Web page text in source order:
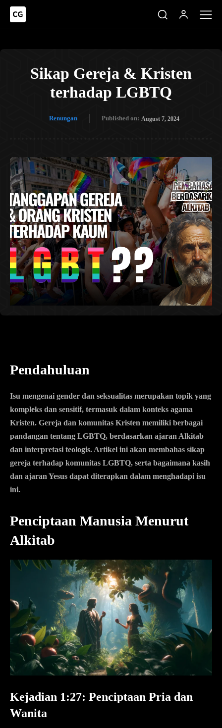
Sikap Gereja & Kristen
terhadap LGBTQ
Renungan Published on: August 7, 2024
Pendahuluan
Isu mengenai gender dan seksualitas merupakan topik yang
kompleks dan sensitif, termasuk dalam konteks agama
Kristen. Gereja dan komunitas Kristen memiliki berbagai
pandangan tentang LGBTQ, berdasarkan ajaran Alkitab
dan interpretasi teologis. Artikel ini akan membahas sikap
gereja terhadap komunitas LGBTQ, serta bagaimana kasih
dan ajaran Yesus dapat diterapkan dalam menghadapi isu
ini.
Penciptaan Manusia Menurut
Alkitab
Kejadian 1:27: Penciptaan Pria dan
Wanita